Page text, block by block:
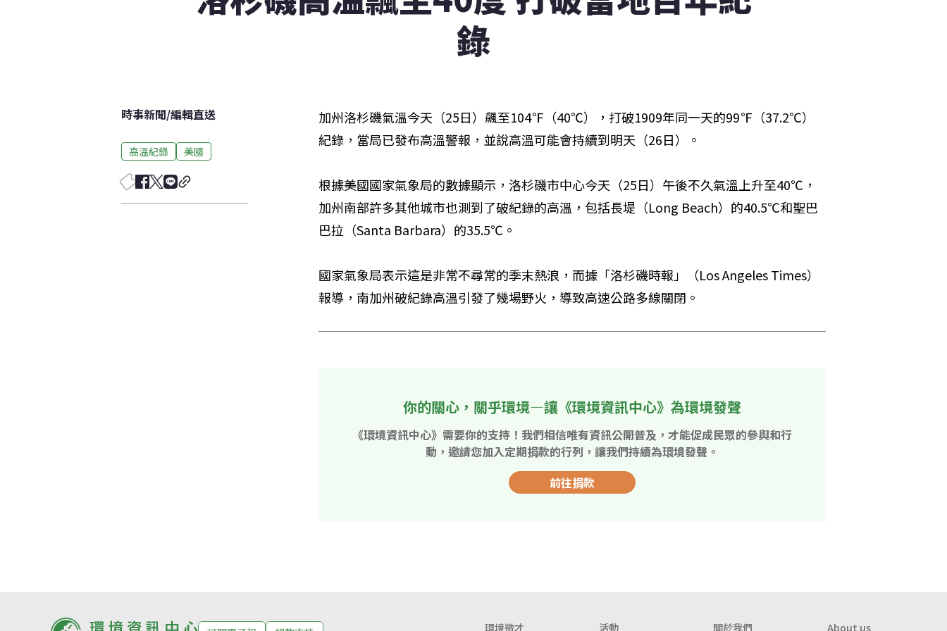
錄
時事新聞/編輯直送
高溫紀錄 美國
加州洛杉磯氣溫今天（25日）飆至104℉（40℃），打破1909年同一天的99℉（37.2℃）
紀錄，當局已發布高溫警報，並說高溫可能會持續到明天（26日）。
根據美國國家氣象局的數據顯示，洛杉磯市中心今天（25日）午後不久氣溫上升至40℃，
加州南部許多其他城市也測到了破紀錄的高溫，包括長堤（Long Beach）的40.5℃和聖巴
巴拉（Santa Barbara）的35.5℃。
國家氣象局表示這是非常不尋常的季末熱浪，而據「洛杉磯時報」（Los Angeles Times）
報導，南加州破紀錄高溫引發了幾場野火，導致高速公路多線關閉。
你的關心，關乎環境—讓《環境資訊中心》為環境發聲
《環境資訊中心》需要你的支持！我們相信唯有資訊公開普及，才能促成民眾的參與和行
動，邀請您加入定期捐款的行列，讓我們持續為環境發聲。
前往捐款
環境徵才 活動 關於我們 About us